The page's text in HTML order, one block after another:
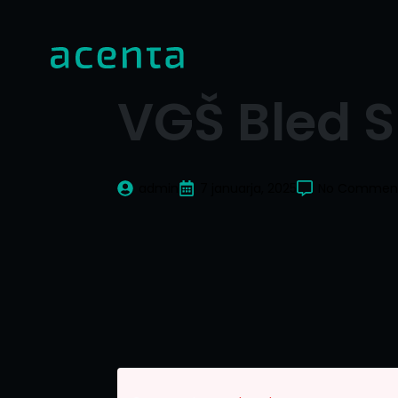
VGŠ Bled